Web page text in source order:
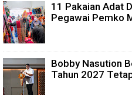
11 Pakaian Adat
Pegawai Pemko
Bobby Nasution
Tahun 2027